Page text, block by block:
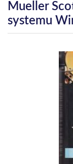
Mueller
systemu